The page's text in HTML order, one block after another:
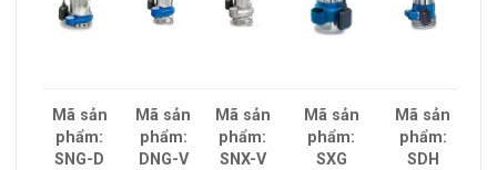
Mã sản
phẩm:
SNG-D
Mã sản
phẩm:
DNG-V
Mã sản
phẩm:
SNX-V
Mã sản
phẩm:
SXG
Mã sản
phẩm:
SDH